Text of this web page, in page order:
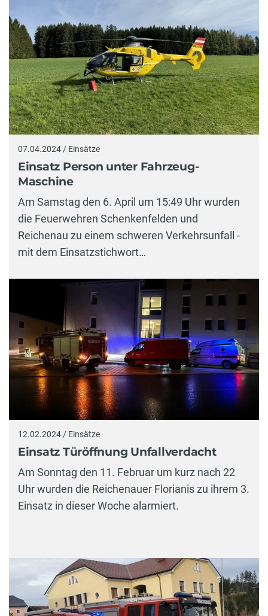
07.04.2024 / Einsätze
Einsatz Person unter Fahrzeug-
Maschine
Am Samstag den 6. April um 15:49 Uhr wurden
die Feuerwehren Schenkenfelden und
Reichenau zu einem schweren Verkehrsunfall -
mit dem Einsatzstichwort…
12.02.2024 / Einsätze
Einsatz Türöffnung Unfallverdacht
Am Sonntag den 11. Februar um kurz nach 22
Uhr wurden die Reichenauer Florianis zu ihrem 3.
Einsatz in dieser Woche alarmiert.